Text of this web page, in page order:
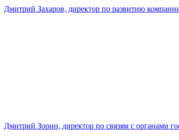
Дмитрий Захаров, директор по развитию
Дмитрий Зорин, директор по связям с органами